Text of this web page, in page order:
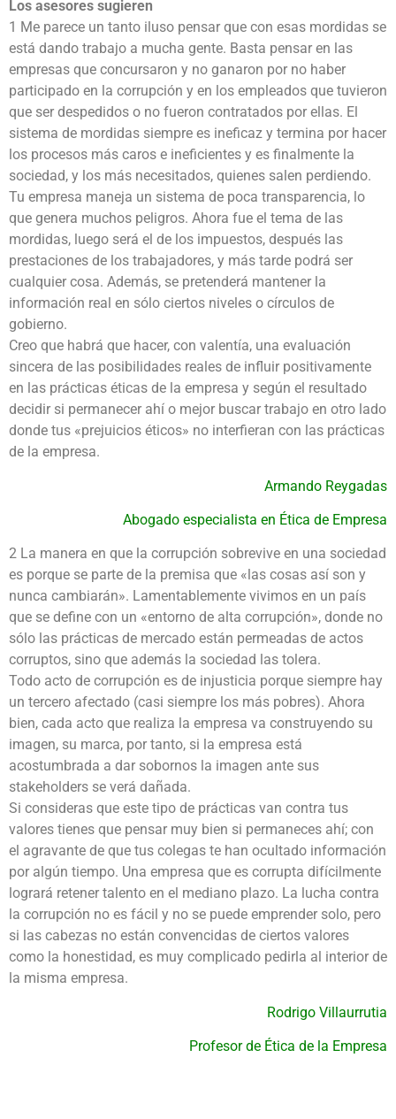
Los asesores sugieren
1 Me parece un tanto iluso pensar que con esas mordidas se
está dando trabajo a mucha gente. Basta pensar en las
empresas que concursaron y no ganaron por no haber
participado en la corrupción y en los empleados que tuvieron
que ser despedidos o no fueron contratados por ellas. El
sistema de mordidas siempre es ineficaz y termina por hacer
los procesos más caros e ineficientes y es finalmente la
sociedad, y los más necesitados, quienes salen perdiendo.
Tu empresa maneja un sistema de poca transparencia, lo
que genera muchos peligros. Ahora fue el tema de las
mordidas, luego será el de los impuestos, después las
prestaciones de los trabajadores, y más tarde podrá ser
cualquier cosa. Además, se pretenderá mantener la
información real en sólo ciertos niveles o círculos de
gobierno.
Creo que habrá que hacer, con valentía, una evaluación
sincera de las posibilidades reales de influir positivamente
en las prácticas éticas de la empresa y según el resultado
decidir si permanecer ahí o mejor buscar trabajo en otro lado
donde tus «prejuicios éticos» no interfieran con las prácticas
de la empresa.
Armando Reygadas
Abogado especialista en Ética de Empresa
2 La manera en que la corrupción sobrevive en una sociedad
es porque se parte de la premisa que «las cosas así son y
nunca cambiarán». Lamentablemente vivimos en un país
que se define con un «entorno de alta corrupción», donde no
sólo las prácticas de mercado están permeadas de actos
corruptos, sino que además la sociedad las tolera.
Todo acto de corrupción es de injusticia porque siempre hay
un tercero afectado (casi siempre los más pobres). Ahora
bien, cada acto que realiza la empresa va construyendo su
imagen, su marca, por tanto, si la empresa está
acostumbrada a dar sobornos la imagen ante sus
stakeholders se verá dañada.
Si consideras que este tipo de prácticas van contra tus
valores tienes que pensar muy bien si permaneces ahí; con
el agravante de que tus colegas te han ocultado información
por algún tiempo. Una empresa que es corrupta difícilmente
logrará retener talento en el mediano plazo. La lucha contra
la corrupción no es fácil y no se puede emprender solo, pero
si las cabezas no están convencidas de ciertos valores
como la honestidad, es muy complicado pedirla al interior de
la misma empresa.
Rodrigo Villaurrutia
Profesor de Ética de la Empresa